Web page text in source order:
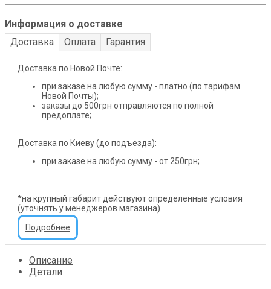
Информация о доставке
Доставка
Оплата Гарантия
Доставка по Новой Почте:
при заказе на любую сумму - платно (по тарифам
Новой Почты);
заказы до 500грн отправляются по полной
предоплате;
Доставка по Киеву (до подъезда):
при заказе на любую сумму - от 250грн;
*на крупный габарит действуют определенные условия
(уточнять у менеджеров магазина)
Подробнее
Описание
Детали